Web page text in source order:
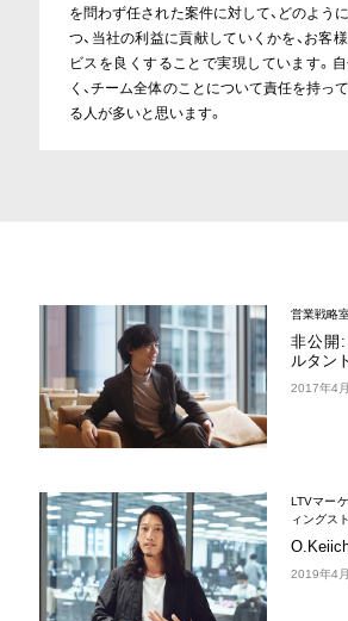
を問わず任された案件に対して、どのよう
つ、当社の利益に貢献していくかを、お客
ビスを良くすることで実現しています。
く、チーム全体のことについて責任を持っ
る人が多いと思います。
営業戦略
非公開:
ルタント
2017年4
LTVマー
ィングス
2019年4